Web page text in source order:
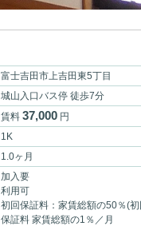
富士吉田市上吉田東5丁目
城山入口バス停 徒歩7分
賃料 37,000 円
1K
1.0ヶ月
加入要
利用可
初回保証料：家賃総額の50％(
保証料 家賃総額の1％／月